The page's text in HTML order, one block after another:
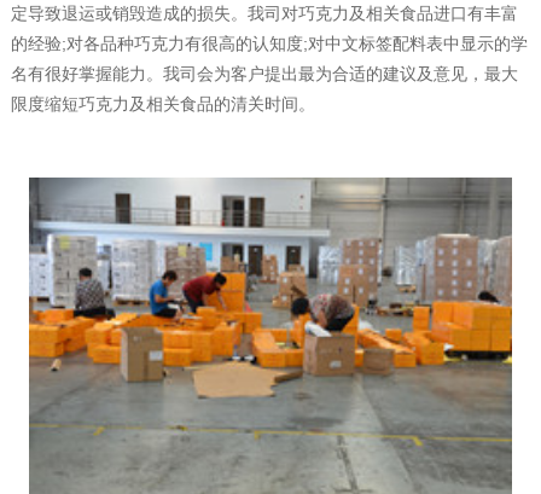
定导致退运或销毁造成的损失。我司对巧克力及相关食品进口有丰富
的经验;对各品种巧克力有很高的认知度;对中文标签配料表中显示的学
名有很好掌握能力。我司会为客户提出最为合适的建议及意见，最大
限度缩短巧克力及相关食品的清关时间。